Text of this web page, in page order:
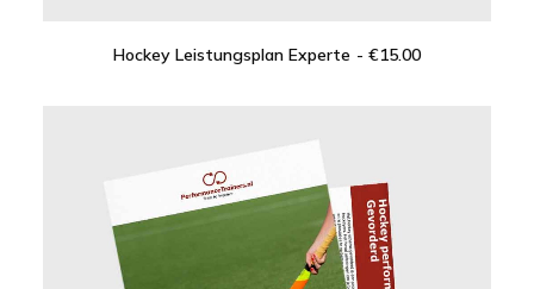
IN DEN WARENKORB
Hockey Leistungsplan Experte €15.00